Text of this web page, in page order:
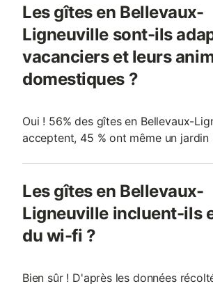
Les gîtes en Bellevaux-
Ligneuville sont-ils
vacanciers et leurs
domestiques ?
Oui ! 56% des gîtes en Bellevaux-
acceptent, 45 % ont même un
Les gîtes en Bellevaux-
Ligneuville incluent-ils
du wi-fi ?
Bien sûr ! D'après les données